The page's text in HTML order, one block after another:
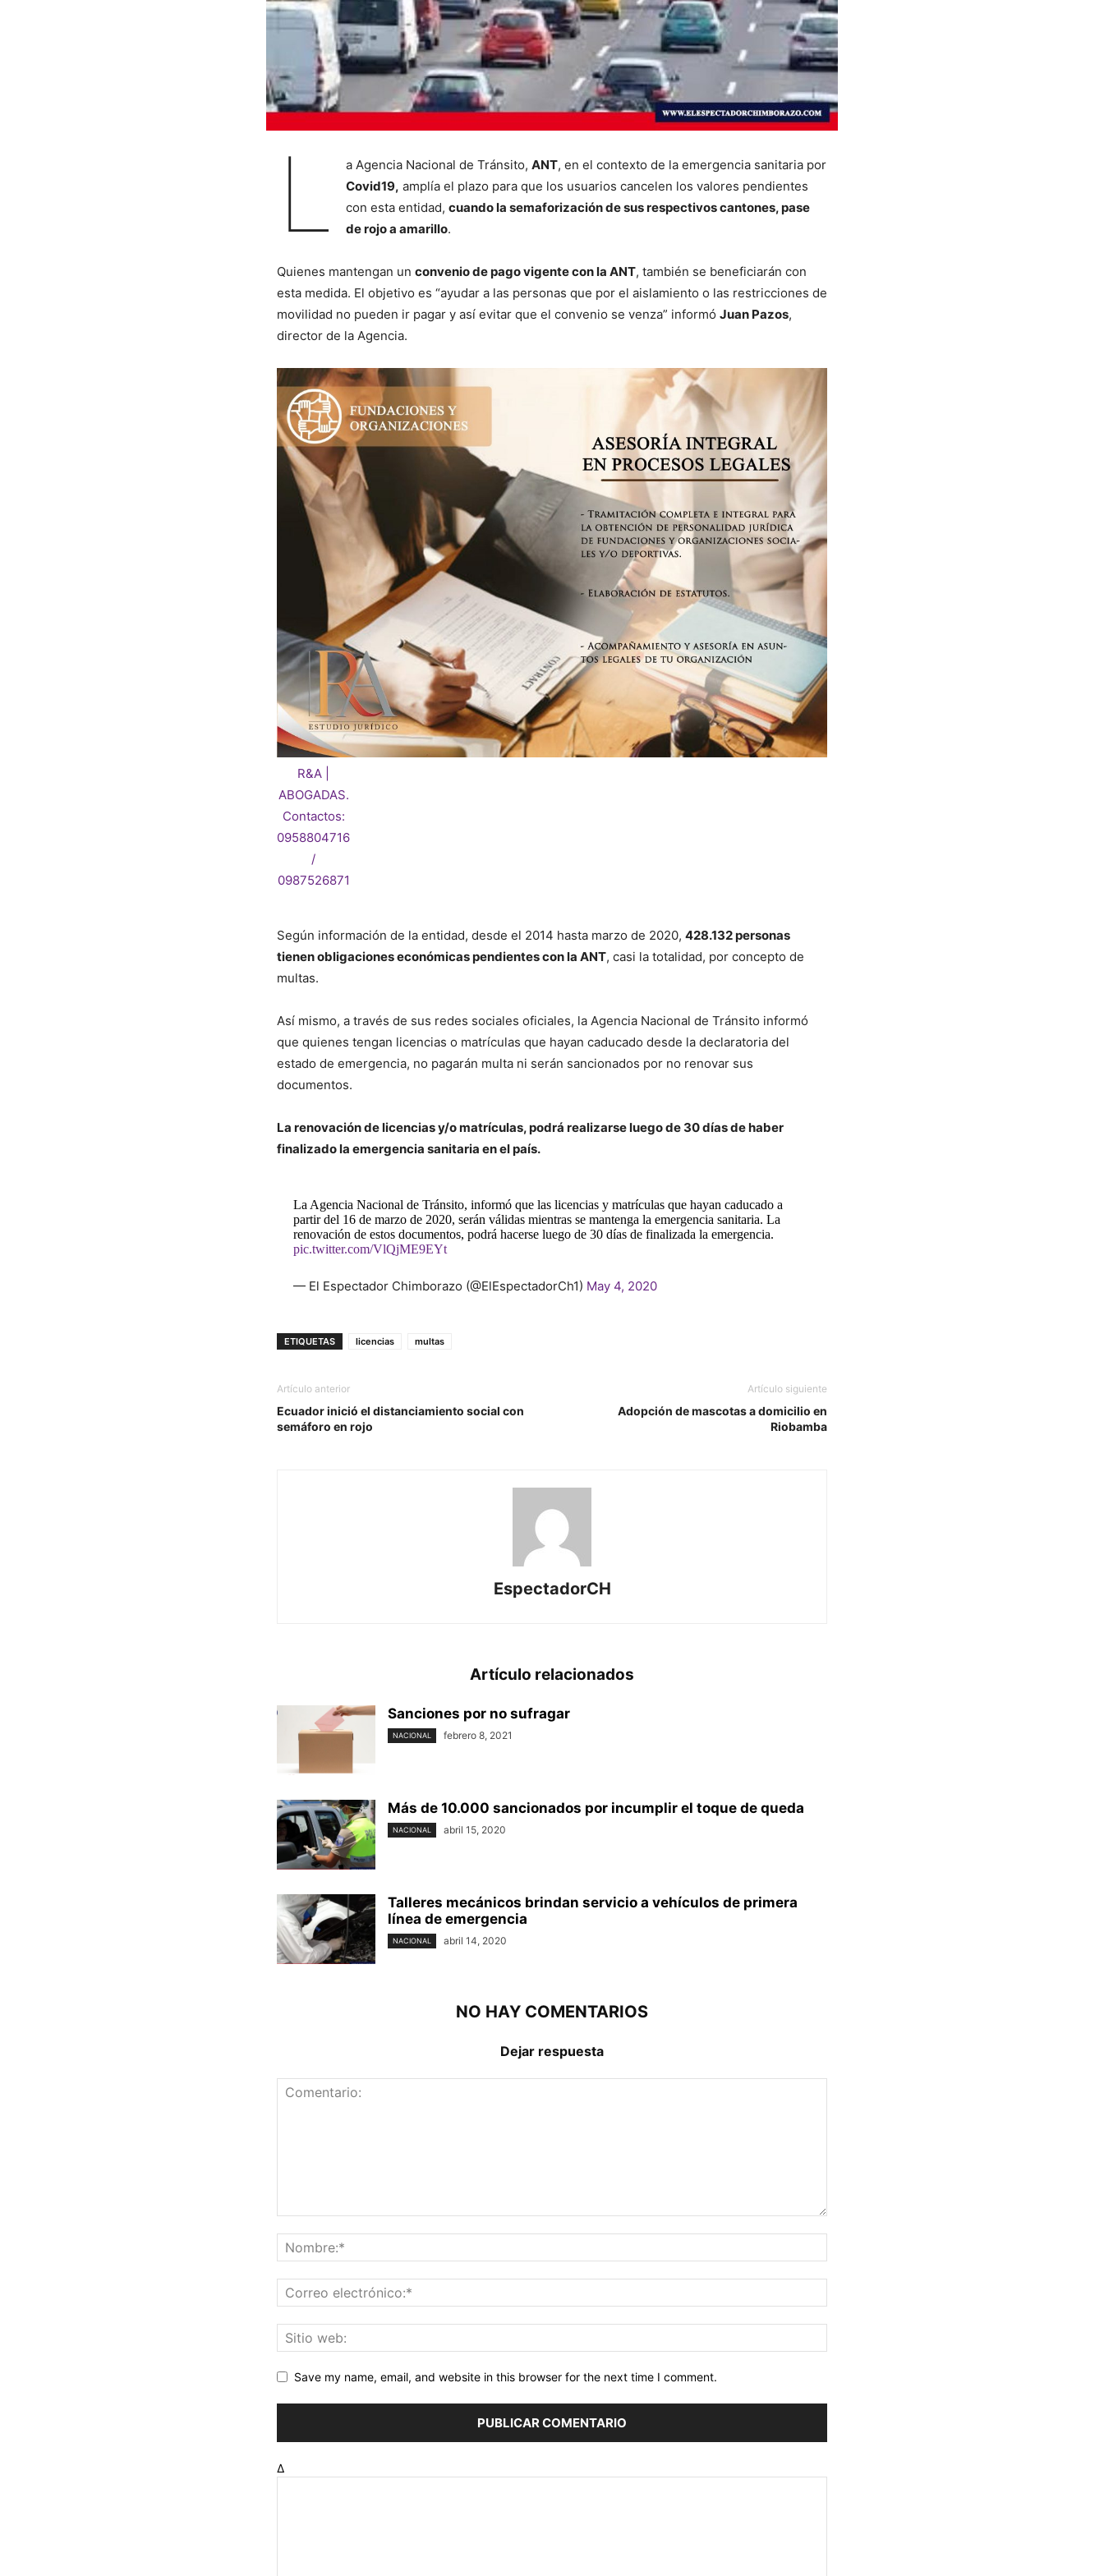
L a Agencia Nacional de Tránsito, ANT, en el contexto de la emergencia sanitaria por
Covid19, amplía el plazo para que los usuarios cancelen los valores pendientes
con esta entidad, cuando la semaforización de sus respectivos cantones, pase
de rojo a amarillo.
Quienes mantengan un convenio de pago vigente con la ANT, también se beneficiarán con
esta medida. El objetivo es “ayudar a las personas que por el aislamiento o las restricciones de
movilidad no pueden ir pagar y así evitar que el convenio se venza” informó Juan Pazos,
director de la Agencia.
R&A |
ABOGADAS.
Contactos:
0958804716
/
0987526871
Según información de la entidad, desde el 2014 hasta marzo de 2020, 428.132 personas
tienen obligaciones económicas pendientes con la ANT, casi la totalidad, por concepto de
multas.
Así mismo, a través de sus redes sociales oficiales, la Agencia Nacional de Tránsito informó
que quienes tengan licencias o matrículas que hayan caducado desde la declaratoria del
estado de emergencia, no pagarán multa ni serán sancionados por no renovar sus
documentos.
La renovación de licencias y/o matrículas, podrá realizarse luego de 30 días de haber
finalizado la emergencia sanitaria en el país.
La Agencia Nacional de Tránsito, informó que las licencias y matrículas que hayan caducado a
partir del 16 de marzo de 2020, serán válidas mientras se mantenga la emergencia sanitaria. La
renovación de estos documentos, podrá hacerse luego de 30 días de finalizada la emergencia.
pic.twitter.com/VlQjME9EYt
— El Espectador Chimborazo (@ElEspectadorCh1) May 4, 2020
ETIQUETAS licencias multas
Artículo anterior
Ecuador inició el distanciamiento social con
semáforo en rojo
Artículo siguiente
Adopción de mascotas a domicilio en
Riobamba
EspectadorCH
Artículo relacionados
Sanciones por no sufragar
NACIONAL febrero 8, 2021
Más de 10.000 sancionados por incumplir el toque de queda
NACIONAL abril 15, 2020
Talleres mecánicos brindan servicio a vehículos de primera
línea de emergencia
NACIONAL abril 14, 2020
NO HAY COMENTARIOS
Dejar respuesta
Save my name, email, and website in this browser for the next time I comment.
Δ